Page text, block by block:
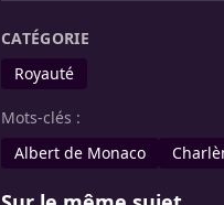
CATÉGORIE
Royauté
Mots-clés :
Albert de Monaco